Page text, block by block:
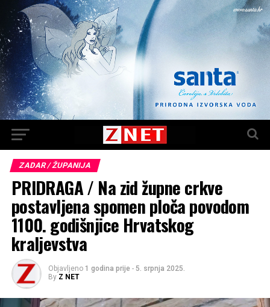
ZADAR / ŽUPANIJA
PRIDRAGA / Na zid župne crkve
postavljena spomen ploča povodom
1100. godišnjice Hrvatskog
kraljevstva
Objavljeno 1 godina prije - 5. srpnja 2025.
By Z NET